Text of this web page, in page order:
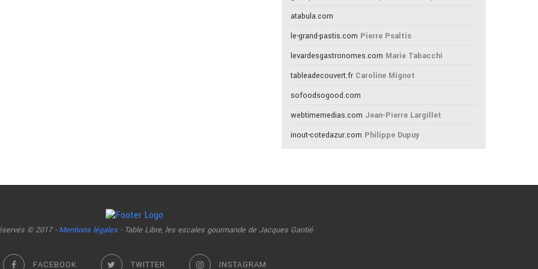
atabula.com
le-grand-pastis.com Pierre Psaltis
levardesgastronomes.com Marie Tabacchi
tableadecouvert.fr Caroline Mignot
sofoodsogood.com
webtimemedias.com Jean-Pierre Largillet
inout-cotedazur.com Philippe Dupuy
© 2017 - Mentions légales - Table Libre, les escales gourmande de Jacques Gantié.
FACEBOOK TWITTER INSTAGRAM